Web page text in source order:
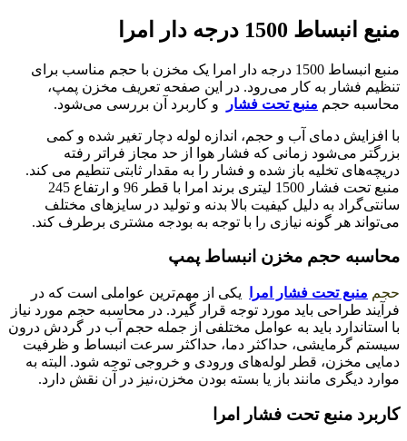
منبع انبساط 1500 درجه دار امرا
منبع انبساط 1500 درجه دار امرا یک مخزن با حجم مناسب برای
تنظیم فشار به کار می‌رود. در این صفحه تعریف مخزن پمپ،
محاسبه حجم منبع تحت فشار و کاربرد آن بررسی می‌شود.
با افزایش دمای آب و حجم، اندازه لوله دچار تغیر شده و کمی
بزرگتر می‌شود زمانی که فشار هوا از حد مجاز فراتر رفته
دریچه‌های تخلیه باز شده و فشار را به مقدار ثابتی تنطیم می کند.
منبع تحت فشار 1500 لیتری برند امرا با قطر 96 و ارتفاع 245
سانتی‌گراد به دلیل کیفیت بالا بدنه و تولید در سایز‌های مختلف
می‌تواند هر گونه نیازی را با توجه به بودجه مشتری برطرف کند.
محاسبه حجم مخزن انبساط پمپ
حجم منبع تحت فشار امرا
یکی از مهم‌ترین عواملی است که در
فرآیند طراحی باید مورد توجه قرار گیرد. در محاسبه حجم مورد نیاز
با استاندارد باید به عوامل مختلفی از جمله حجم آب در گردش درون
سیستم گرمایشی، حداکثر دما، حداکثر سرعت انبساط و ظرفیت
دمایی مخزن، قطر لوله‌های ورودی و خروجی توجه شود. البته به
موارد دیگری مانند باز یا بسته بودن مخزن،نیز در آن نقش دارد.
کاربرد منبع تحت فشار امرا